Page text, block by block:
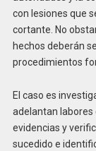
con lesiones que
cortante. No
hechos deberán
procedimientos
El caso es
adelantan labores
evidencias y
sucedido e